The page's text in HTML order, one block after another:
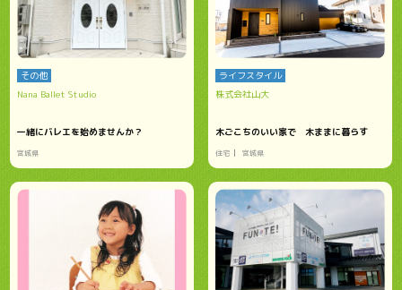
その他
Nana Ballet Studio
一緒にバレエを始めませんか？
宮城県
ライフスタイル
株式会社山大
木ごこちのいい家で 木ままに暮らす
住宅 宮城県